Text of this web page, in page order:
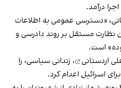
درآمد.
«دسترسی عمومی به اطلاعات
مستقل بر روند دادرسی و
است.
اردستانی
، زندانی سیاسی، را